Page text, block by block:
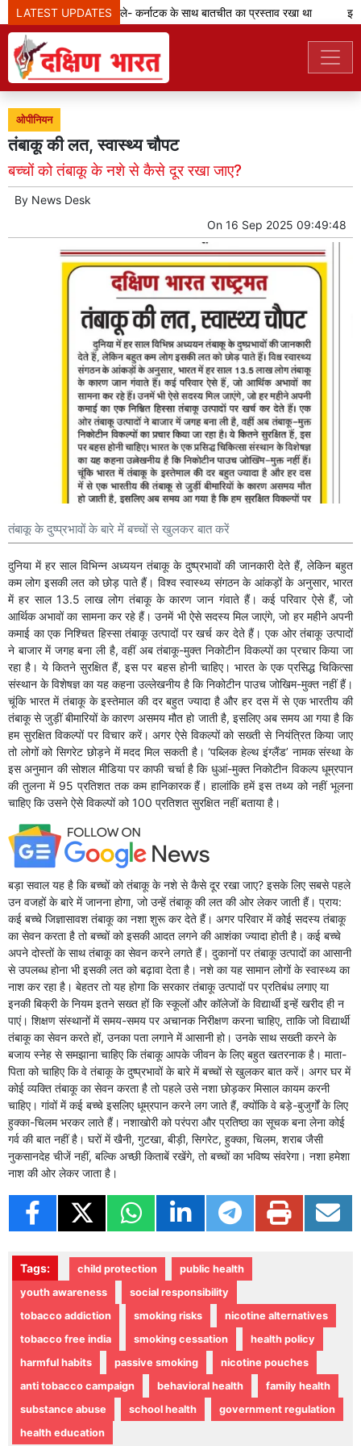
LATEST UPDATES
कावेरी मुद्दा: विजय बोले- कर्नाटक के साथ बातचीत का प्रस्ताव रखा था
ओपीनियन
तंबाकू की लत, स्वास्थ्य चौपट
बच्चों को तंबाकू के नशे से कैसे दूर रखा जाए?
By News Desk
On 16 Sep 2025 09:49:48
तंबाकू के दुष्प्रभावों के बारे में बच्चों से खुलकर बात करें
दुनिया में हर साल विभिन्न अध्ययन तंबाकू के दुष्प्रभावों की जानकारी देते हैं, लेकिन बहुत
कम लोग इसकी लत को छोड़ पाते हैं। विश्व स्वास्थ्य संगठन के आंकड़ों के अनुसार, भारत
में हर साल 13.5 लाख लोग तंबाकू के कारण जान गंवाते हैं। कई परिवार ऐसे हैं, जो
आर्थिक अभावों का सामना कर रहे हैं। उनमें भी ऐसे सदस्य मिल जाएंगे, जो हर महीने अपनी
कमाई का एक निश्चित हिस्सा तंबाकू उत्पादों पर खर्च कर देते हैं। एक ओर तंबाकू उत्पादों
ने बाजार में जगह बना ली है, वहीं अब तंबाकू-मुक्त निकोटीन विकल्पों का प्रचार किया जा
रहा है। ये कितने सुरक्षित हैं, इस पर बहस होनी चाहिए। भारत के एक प्रसिद्ध चिकित्सा
संस्थान के विशेषज्ञ का यह कहना उल्लेखनीय है कि निकोटीन पाउच जोखिम-मुक्त नहीं हैं।
चूंकि भारत में तंबाकू के इस्तेमाल की दर बहुत ज्यादा है और हर दस में से एक भारतीय की
तंबाकू से जुड़ीं बीमारियों के कारण असमय मौत हो जाती है, इसलिए अब समय आ गया है कि
हम सुरक्षित विकल्पों पर विचार करें। अगर ऐसे विकल्पों को सख्ती से नियंत्रित किया जाए
तो लोगों को सिगरेट छोड़ने में मदद मिल सकती है। ‘पब्लिक हेल्थ इंग्लैंड’ नामक संस्था के
इस अनुमान की सोशल मीडिया पर काफी चर्चा है कि धुआं-मुक्त निकोटीन विकल्प धूम्रपान
की तुलना में 95 प्रतिशत तक कम हानिकारक हैं। हालांकि हमें इस तथ्य को नहीं भूलना
चाहिए कि उसने ऐसे विकल्पों को 100 प्रतिशत सुरक्षित नहीं बताया है।
बड़ा सवाल यह है कि बच्चों को तंबाकू के नशे से कैसे दूर रखा जाए? इसके लिए सबसे पहले
उन वजहों के बारे में जानना होगा, जो उन्हें तंबाकू की लत की ओर लेकर जाती हैं। प्राय:
कई बच्चे जिज्ञासावश तंबाकू का नशा शुरू कर देते हैं। अगर परिवार में कोई सदस्य तंबाकू
का सेवन करता है तो बच्चों को इसकी आदत लगने की आशंका ज्यादा होती है। कई बच्चे
अपने दोस्तों के साथ तंबाकू का सेवन करने लगते हैं। दुकानों पर तंबाकू उत्पादों का आसानी
से उपलब्ध होना भी इसकी लत को बढ़ावा देता है। नशे का यह सामान लोगों के स्वास्थ्य का
नाश कर रहा है। बेहतर तो यह होगा कि सरकार तंबाकू उत्पादों पर प्रतिबंध लगाए या
इनकी बिक्री के नियम इतने सख्त हों कि स्कूलों और कॉलेजों के विद्यार्थी इन्हें खरीद ही न
पाएं। शिक्षण संस्थानों में समय-समय पर अचानक निरीक्षण करना चाहिए, ताकि जो विद्यार्थी
तंबाकू का सेवन करते हों, उनका पता लगाने में आसानी हो। उनके साथ सख्ती करने के
बजाय स्नेह से समझाना चाहिए कि तंबाकू आपके जीवन के लिए बहुत खतरनाक है। माता-
पिता को चाहिए कि वे तंबाकू के दुष्प्रभावों के बारे में बच्चों से खुलकर बात करें। अगर घर में
कोई व्यक्ति तंबाकू का सेवन करता है तो पहले उसे नशा छोड़कर मिसाल कायम करनी
चाहिए। गांवों में कई बच्चे इसलिए धूम्रपान करने लग जाते हैं, क्योंकि वे बड़े-बुजुर्गों के लिए
हुक्का-चिलम भरकर लाते हैं। नशाखोरी को परंपरा और प्रतिष्ठा का सूचक बना लेना कोई
गर्व की बात नहीं है। घरों में खैनी, गुटखा, बीड़ी, सिगरेट, हुक्का, चिलम, शराब जैसी
नुकसानदेह चीजें नहीं, बल्कि अच्छी किताबें रखेंगे, तो बच्चों का भविष्य संवरेगा। नशा हमेशा
नाश की ओर लेकर जाता है।
Tags: child protection
public health
youth awareness
social responsibility
tobacco addiction
smoking risks
nicotine alternatives
tobacco free india
smoking cessation
health policy
harmful habits
passive smoking
nicotine pouches
anti tobacco campaign
behavioral health
family health
substance abuse
school health
government regulation
health education